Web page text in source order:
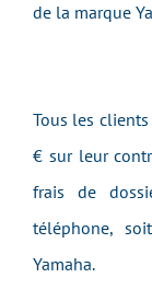
de la marque
Tous les
€ sur leur
frais de
téléphone,
Yamaha.